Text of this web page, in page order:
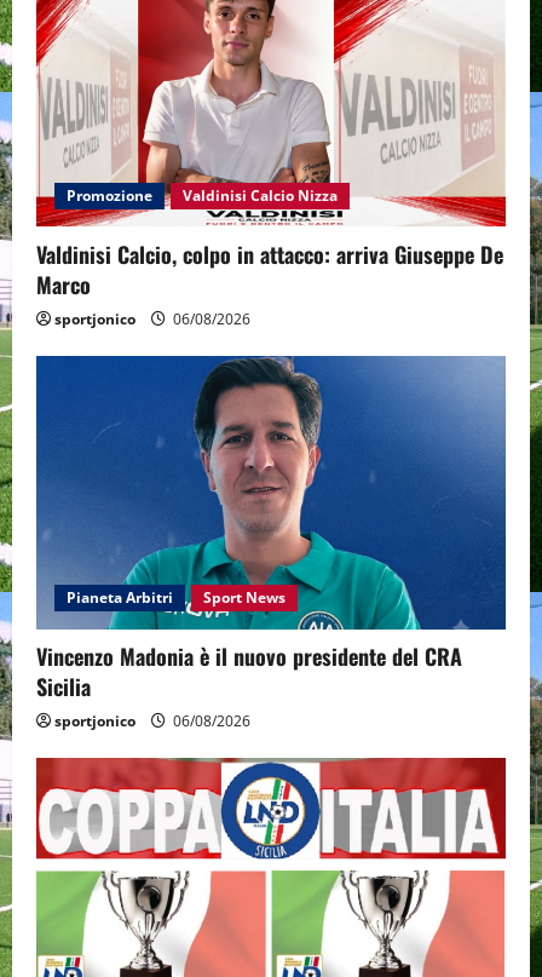
Promozione Valdinisi Calcio Nizza
Valdinisi Calcio, colpo in attacco: arriva Giuseppe De
Marco
sportjonico 06/08/2026
Pianeta Arbitri Sport News
Vincenzo Madonia è il nuovo presidente del CRA
Sicilia
sportjonico 06/08/2026